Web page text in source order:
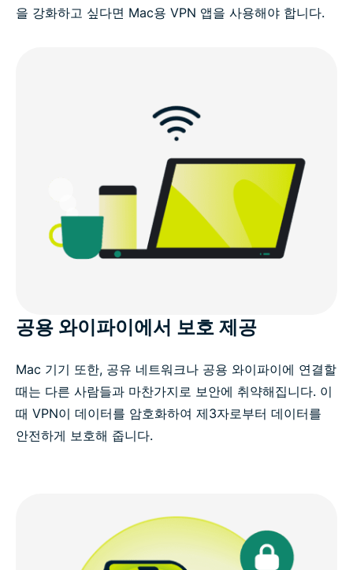
을 강화하고 싶다면 Mac용 VPN 앱을 사용해야 합니다.
공용 와이파이에서 보호 제공
Mac 기기 또한, 공유 네트워크나 공용 와이파이에 연결할
때는 다른 사람들과 마찬가지로 보안에 취약해집니다. 이
때 VPN이 데이터를 암호화하여 제3자로부터 데이터를
안전하게 보호해 줍니다.